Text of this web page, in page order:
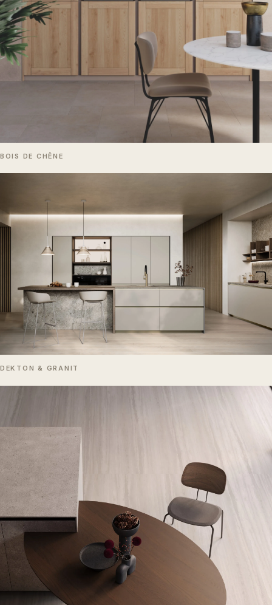
BOIS DE CHÊNE
DEKTON & GRANIT